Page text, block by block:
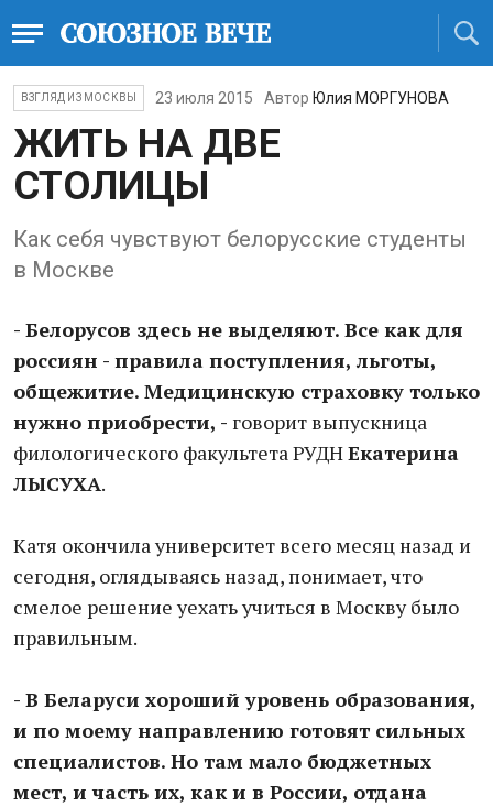
ВЗГЛЯД ИЗ МОСКВЫ 23 июля 2015 Автор Юлия МОРГУНОВА
ЖИТЬ НА ДВЕ
СТОЛИЦЫ
Как себя чувствуют белорусские студенты
в Москве
- Белорусов здесь не выделяют. Все как для
россиян - правила поступления, льготы,
общежитие. Медицинскую страховку только
нужно приобрести, - говорит выпускница
филологического факультета РУДНЕкатерина
ЛЫСУХА.
Катя окончила университет всего месяц назад и
сегодня, оглядываясь назад, понимает, что
смелое решение уехать учиться в Москву было
правильным.
- В Беларуси хороший уровень образования,
и по моему направлению готовят сильных
специалистов. Но там мало бюджетных
мест, и часть их, как и в России, отдана